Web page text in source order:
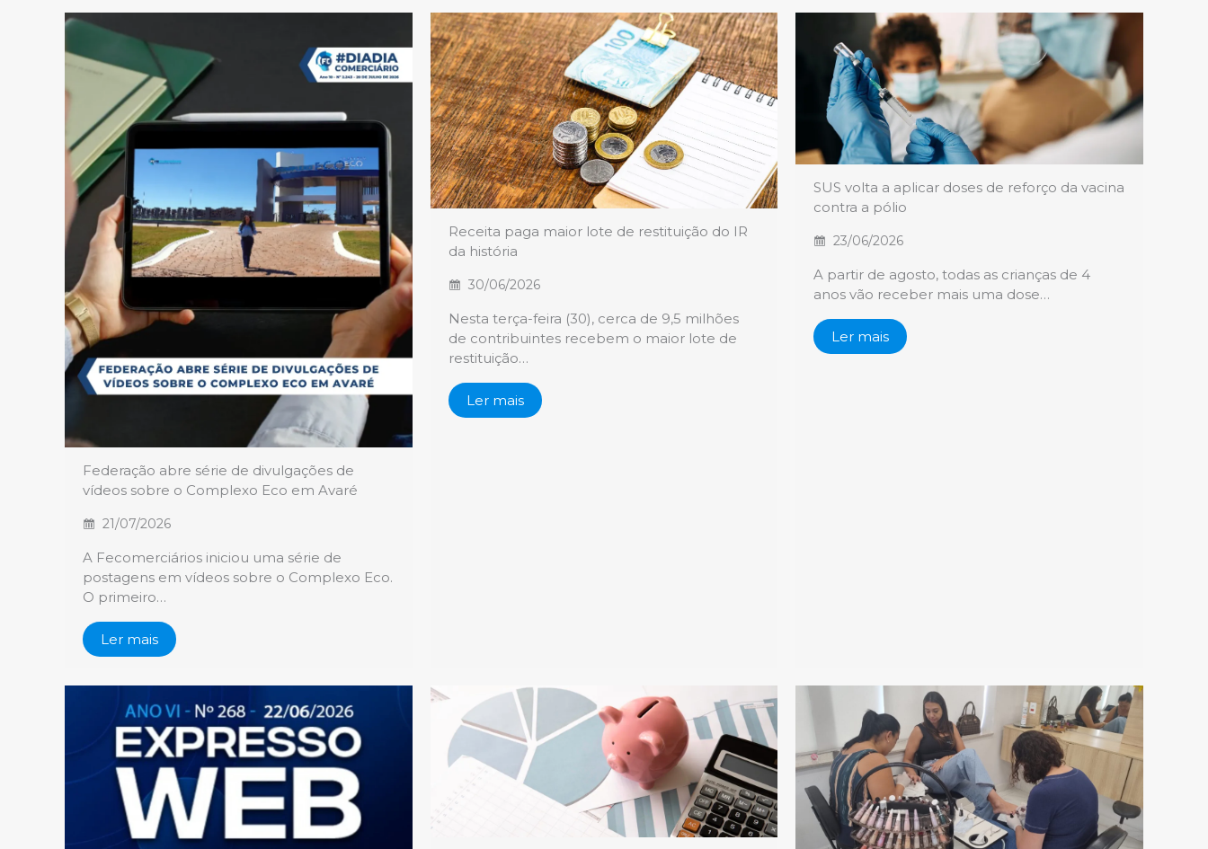
Federação abre série de divulgações de
vídeos sobre o Complexo Eco em Avaré
21/07/2026
A Fecomerciários iniciou uma série de
postagens em vídeos sobre o Complexo Eco.
O primeiro…
Ler mais
Receita paga maior lote de restituição do IR
da história
30/06/2026
Nesta terça-feira (30), cerca de 9,5 milhões
de contribuintes recebem o maior lote de
restituição…
Ler mais
SUS volta a aplicar doses de reforço da vacina
contra a pólio
23/06/2026
A partir de agosto, todas as crianças de 4
anos vão receber mais uma dose…
Ler mais